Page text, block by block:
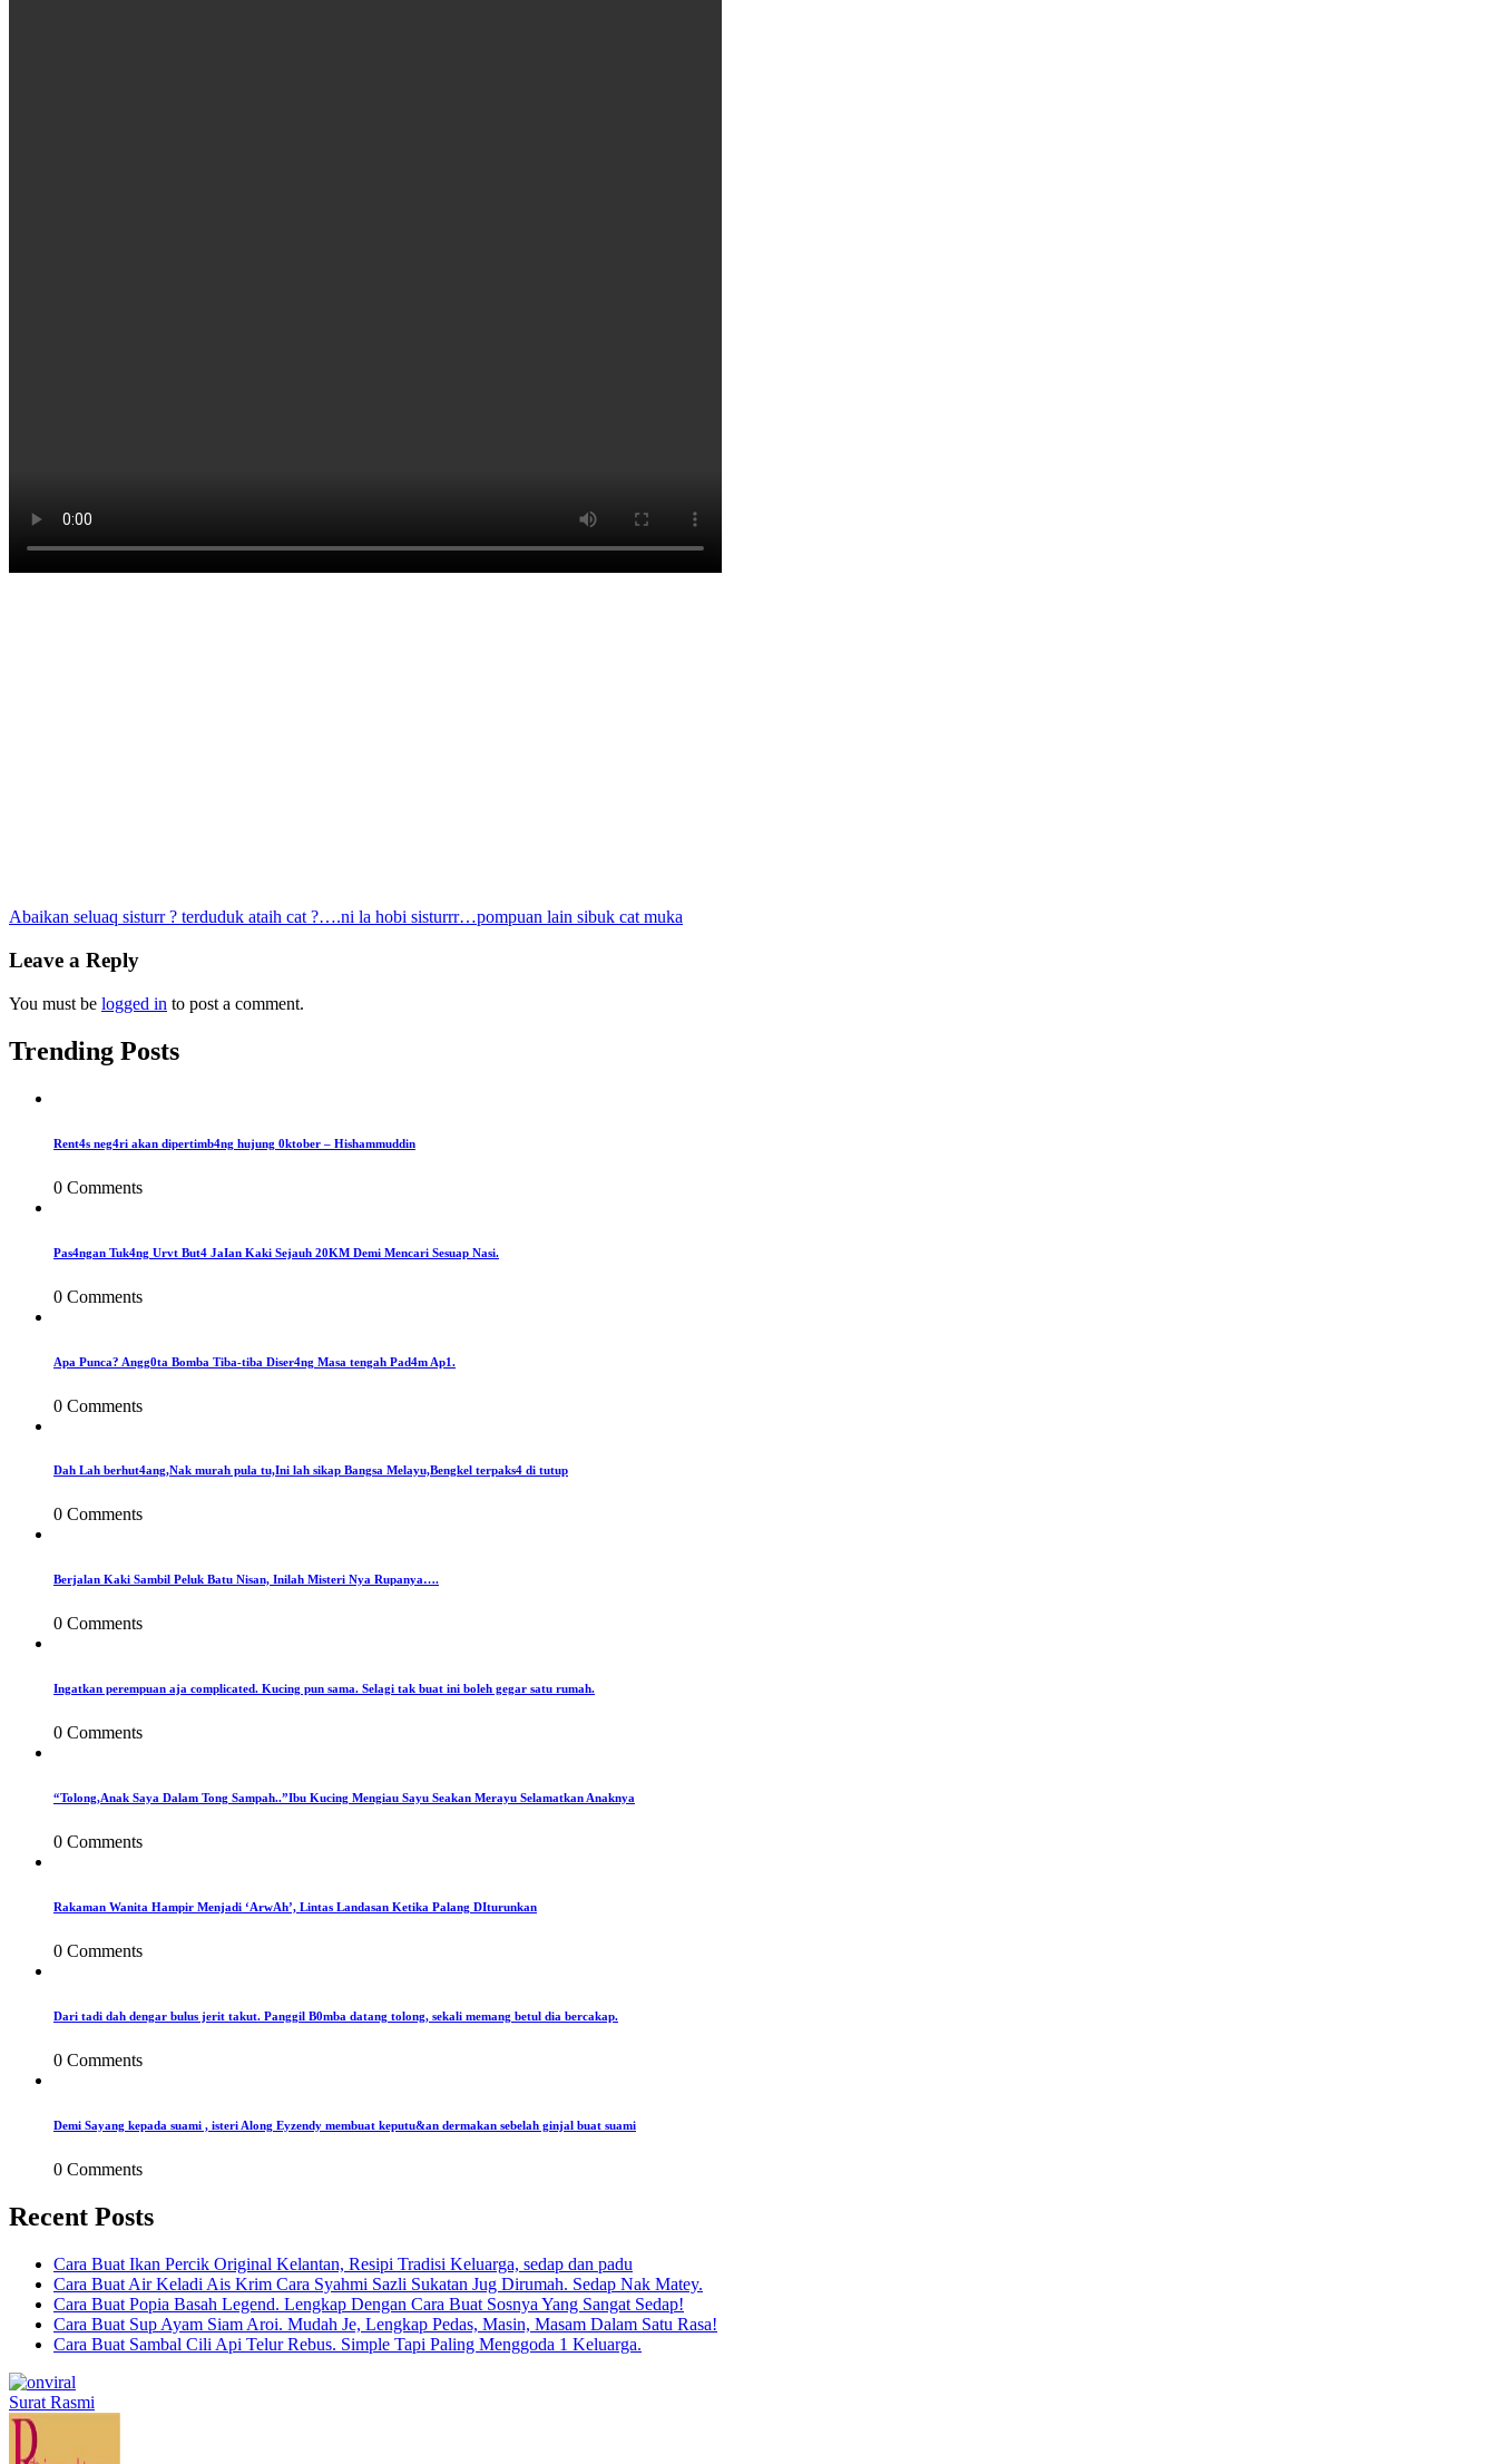
Post
navigation
Abaikan seluaq sisturr ? terduduk ataih cat ?….ni la hobi sisturrr…pompuan lain sibuk cat muka
Leave a Reply
You must be logged in to post a comment.
Trending Posts
Rent4s neg4ri akan dipertimb4ng hujung 0ktober – Hishammuddin
0 Comments
Pas4ngan Tuk4ng Urvt But4 JaIan Kaki Sejauh 20KM Demi Mencari Sesuap Nasi.
0 Comments
Apa Punca? Angg0ta Bomba Tiba-tiba Diser4ng Masa tengah Pad4m Ap1.
0 Comments
Dah Lah berhut4ang,Nak murah pula tu,Ini lah sikap Bangsa Melayu,Bengkel terpaks4 di tutup
0 Comments
Berjalan Kaki Sambil Peluk Batu Nisan, Inilah Misteri Nya Rupanya….
0 Comments
Ingatkan perempuan aja complicated. Kucing pun sama. Selagi tak buat ini boleh gegar satu rumah.
0 Comments
“Tolong,Anak Saya Dalam Tong Sampah..”Ibu Kucing Mengiau Sayu Seakan Merayu Selamatkan Anaknya
0 Comments
Rakaman Wanita Hampir Menjadi ‘ArwAh’, Lintas Landasan Ketika Palang DIturunkan
0 Comments
Dari tadi dah dengar bulus jerit takut. Panggil B0mba datang tolong, sekali memang betul dia bercakap.
0 Comments
Demi Sayang kepada suami , isteri Along Eyzendy membuat keputu&an dermakan sebelah ginjal buat suami
0 Comments
Recent Posts
Cara Buat Ikan Percik Original Kelantan, Resipi Tradisi Keluarga, sedap dan padu
Cara Buat Air Keladi Ais Krim Cara Syahmi Sazli Sukatan Jug Dirumah. Sedap Nak Matey.
Cara Buat Popia Basah Legend. Lengkap Dengan Cara Buat Sosnya Yang Sangat Sedap!
Cara Buat Sup Ayam Siam Aroi. Mudah Je, Lengkap Pedas, Masin, Masam Dalam Satu Rasa!
Cara Buat Sambal Cili Api Telur Rebus. Simple Tapi Paling Menggoda 1 Keluarga.
Surat Rasmi